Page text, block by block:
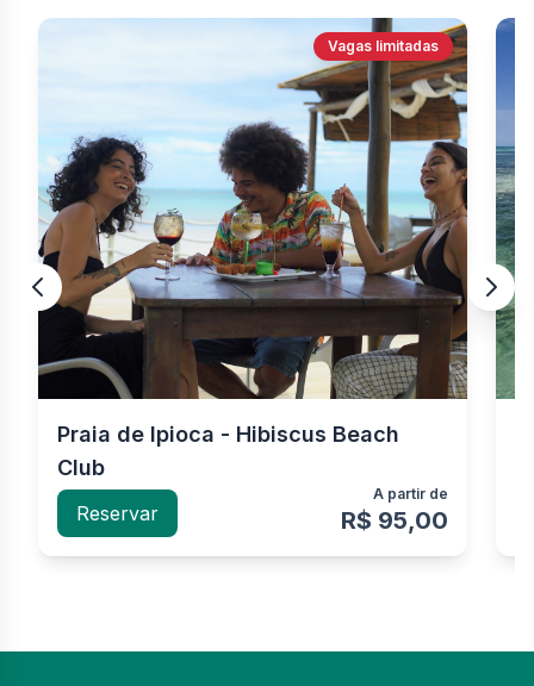
Vagas limitadas
Praia de Ipioca - Hibiscus Beach
Club
Reservar
A partir de
R$ 95,00